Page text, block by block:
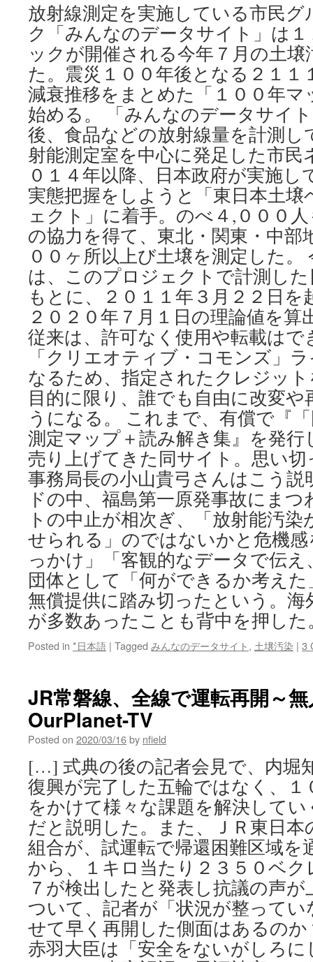
放射線測定を実施している市民
ク「みんなのデータサイト」は
ックが開催される今年７月の土
た。震災１００年後となる２１１
減衰推移をまとめた「１００年マ
始める。 「みんなのデータサイ
後、食品などの放射線量を計測し
射能測定室を中心に発足した市
０１４年以降、日本政府が実施
実態把握をしようと「東日本土
ェクト」に着手。のべ４,０００
の協力を得て、東北・関東・中部
００ヶ所以上び土壌を測定した。
は、このプロジェクトで計測し
もとに、２０１１年３月２２日
２０２０年７月１日の理論値を算
従来は、許可なく使用や転載は
「クリエオティブ・コモンズ」
なるため、指定されたクレジッ
目的に限り、誰でも自由に改変
うになる。 これまで、有償で『
測定マップ＋読み解き集』を発行
売り上げてきた同サイト。思い
事務局長の小山貴弓さんはこう説
ドの中、福島第一原発事故にま
トの中止が相次ぎ、「放射能汚
せられる」のではないかと危機
っかけ」「客観的なデータで伝
団体として「何ができるか考え
無償提供に踏み切ったという。
が多数あったことも背中を押し
Posted in *日本語 | Tagged みんなのデータサイト, 土壌汚染 | 3
JR常磐線、全線で運転再開～
OurPlanet-TV
Posted on 2020/03/16by nfield
[…] 式典の後の記者会見で、内堀
復興が完了した五輪ではなく、１
をかけて様々な課題を解決して
だと説明した。また、ＪＲ東日
組合が、試運転で帰還困難区域を
から、１キロ当たり２３５０ベ
７が検出したと発表し抗議の声
ついて、記者が「状況が整って
せて早く再開した側面はあるの
赤羽大臣は「安全をないがしろ